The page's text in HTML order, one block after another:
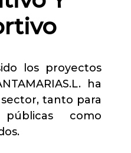
los proyectos
ha
tanto para
públicas como